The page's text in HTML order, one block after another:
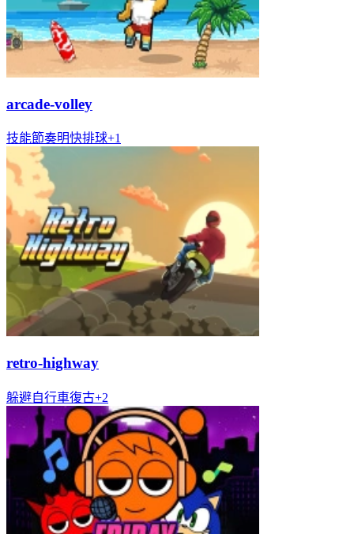
arcade-volley
技能節奏明快排球+1
retro-highway
躲避自行車復古+2